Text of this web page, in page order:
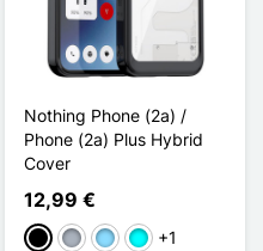
Nothing Phone (2a) /
Phone (2a) Plus Hybrid
Cover
12,99 €
Schwarz
GrauHellblau
Cyan+1